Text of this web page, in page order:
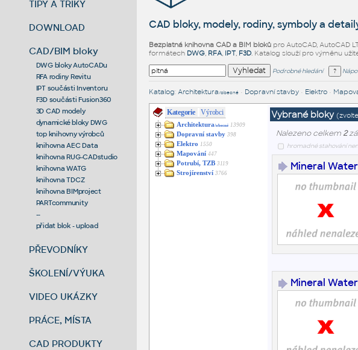
TIPY A TRIKY
DOWNLOAD
CAD/BIM bloky
DWG bloky AutoCADu
RFA rodiny Revitu
IPT součásti Inventoru
F3D součásti Fusion360
3D CAD modely
dynamické bloky DWG
top knihovny výrobců
knihovna AEC Data
knihovna RUG-CADstudio
knihovna WATG
knihovna TDCZ
knihovna BIMproject
PARTcommunity
--
přidat blok - upload
PŘEVODNÍKY
ŠKOLENÍ/VÝUKA
VIDEO UKÁZKY
PRÁCE, MÍSTA
CAD PRODUKTY
CAD bloky, modely, rodiny, symboly a
Bezplatná knihovna CAD a BIM blokůpro AutoCAD, AutoCAD
formátech DWG, RFA, IPT, F3D. Katalog slouží pro výměnu
Podrobné hledání
Katalog: Architektura /obecné• Dopravní stavby• Elektro•
Kategorie Výrobci
Architektura/obecné 13909
Dopravní stavby 398
Elektro 1550
Mapování 447
Potrubí, TZB 3119
Strojírenství 3766
Vybrané bloky
Nalezeno celkem 2
hromadné stahování
Mineral Water
Mineral